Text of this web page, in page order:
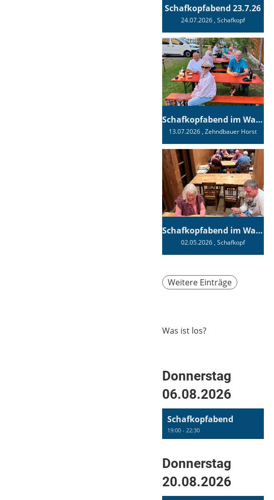
Schafkopfabend 23.7.26
24.07.2026, Schafkopf
Schafkopfabend im Wagnerhaus
13.07.2026 , Zehndbauer Horst
Schafkopfabend im Wagnerhaus
02.05.2026, Schafkopf
Weitere Einträge
Was ist los?
Donnerstag
06.08.2026
Schafkopfabend
19:00 - 22:30
Donnerstag
20.08.2026